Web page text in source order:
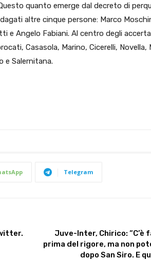
quanto emerge dal decreto di
altre cinque persone: Marco
e Angelo Fabiani. Al centro degli
Casasola, Marino, Cicerelli, Novella,
e Salernitana.
Telegram
Juve-Inter, Chirico: “C’è
prima del rigore, ma non
dopo San Siro. E